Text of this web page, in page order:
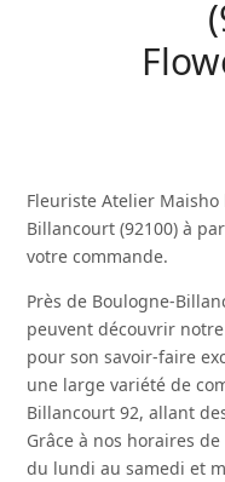
Fleuriste Atelier
Billancourt (92100) à
votre commande.
Près de Boulogne-
peuvent découvrir
pour son savoir-faire
une large variété de
Billancourt 92, allant
Grâce à nos horaires
du lundi au samedi et